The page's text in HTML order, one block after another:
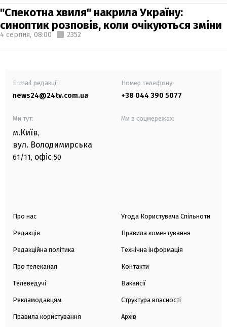
"Спекотна хвиля" накрила Україну:
синоптик розповів, коли очікуються зміни
4 серпня, 08:00 2352
E-mail редакції
news24@24tv.com.ua
Номер телефону:
+38 044 390 5077
Ми тут:
м.Київ,
вул. Володимирська
61/11, офіс 50
Ми в соцмережах:
Про нас
Редакція
Редакційна політика
Про телеканал
Телеведучі
Рекламодавцям
Правила користування
Угода Користувача Спільноти
Правила коментування
Технічна інформація
Контакти
Вакансії
Структура власності
Архів